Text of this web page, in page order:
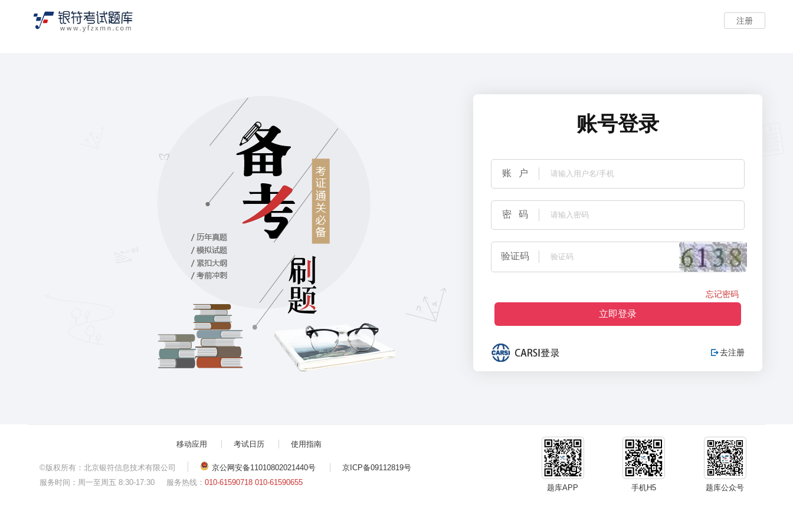
注册
账号登录
账 户
密 码
验证码
忘记密码
立即登录
 去注册
移动应用 考试日历 使用指南
©版权所有：北京银符信息技术有限公司 京公网安备11010802021440号
京ICP备09112819号
服务时间：周一至周五 8:30-17:30 服务热线： 010-61590718 010-61590655
题库APP 手机H5 题库公众号